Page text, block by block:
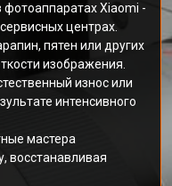
Xiaomi -
центрах.
пятен или других
изображения.
износ или
интенсивного
мастера
восстанавливая